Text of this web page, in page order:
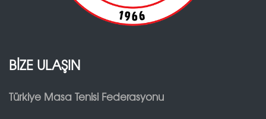
BİZE ULAŞIN
Türkiye Masa Tenisi Federasyonu